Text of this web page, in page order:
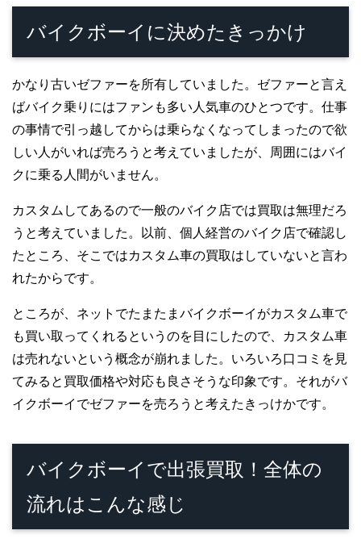
バイクボーイに決めたきっかけ
かなり古いゼファーを所有していました。ゼファーと言え
ばバイク乗りにはファンも多い人気車のひとつです。仕事
の事情で引っ越してからは乗らなくなってしまったので欲
しい人がいれば売ろうと考えていましたが、周囲にはバイ
クに乗る人間がいません。
カスタムしてあるので一般のバイク店では買取は無理だろ
うと考えていました。以前、個人経営のバイク店で確認し
たところ、そこではカスタム車の買取はしていないと言わ
れたからです。
ところが、ネットでたまたまバイクボーイがカスタム車で
も買い取ってくれるというのを目にしたので、カスタム車
は売れないという概念が崩れました。いろいろ口コミを見
てみると買取価格や対応も良さそうな印象です。それがバ
イクボーイでゼファーを売ろうと考えたきっけかです。
バイクボーイで出張買取！全体の
流れはこんな感じ